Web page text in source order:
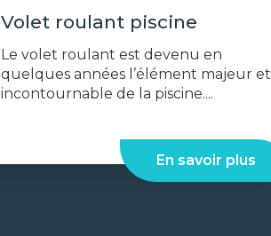
Volet roulant piscine
Le volet roulant est devenu en
quelques années l’élément majeur et
incontournable de la piscine....
En savoir plus